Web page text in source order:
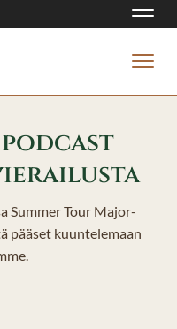
Summer Tour Major-
pääset kuuntelemaan